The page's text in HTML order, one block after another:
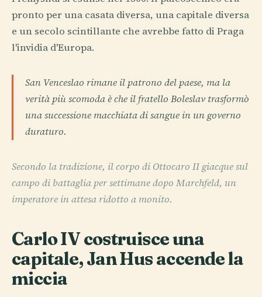
pronto per una casata diversa, una capitale diversa
e un secolo scintillante che avrebbe fatto di Praga
l'invidia d'Europa.
San Venceslao rimane il patrono del paese, ma la
verità più scomoda è che il fratello Boleslav trasformò
una successione macchiata di sangue in un governo
duraturo.
Secondo la tradizione, il corpo di Ottocaro II giacque sul
campo di battaglia per settimane dopo Marchfeld, un
imperatore in attesa ridotto a monito.
Carlo IV costruisce una
capitale, Jan Hus accende la
miccia